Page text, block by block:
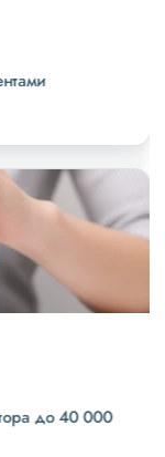
до 40 000